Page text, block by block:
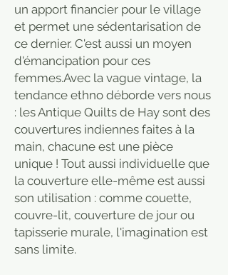
un apport financier pour le village
et permet une sédentarisation de
ce dernier. C'est aussi un moyen
d'émancipation pour ces
femmes.Avec la vague vintage, la
tendance ethno déborde vers nous
: les Antique Quilts de Hay sont des
couvertures indiennes faites à la
main, chacune est une pièce
unique ! Tout aussi individuelle que
la couverture elle-même est aussi
son utilisation : comme couette,
couvre-lit, couverture de jour ou
tapisserie murale, l'imagination est
sans limite.